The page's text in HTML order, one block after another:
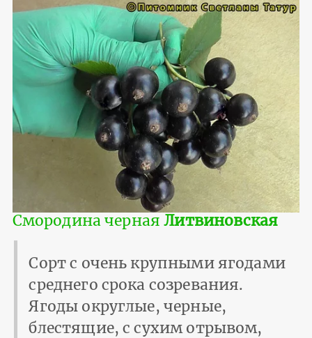
Смородина чернаяЛитвиновская
Сорт с очень крупными ягодами
среднего срока созревания.
Ягоды округлые, черные,
блестящие, с сухим отрывом,